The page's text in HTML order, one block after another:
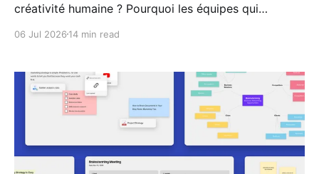
créativité humaine ? Pourquoi les équipes qui
jugement et en cohésion.
06 Jul 2026 14 min read